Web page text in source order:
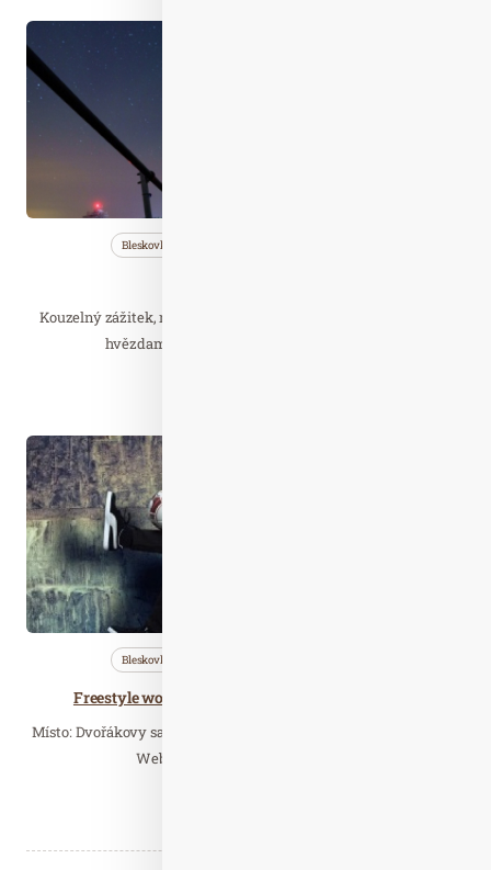
Bleskovky
Kouzelný zážitek, na který jen tak nezapomenete? Obklopte se
hvězdami a vychutnejte si prázdninovou…
Bleskovky
Freestyle workshop s mistrem světa - Jan Weber
Místo: Dvořákovy sady, vstupné zdarma. Největší úspěchy Honzy
Webera: 8x mistr světa, 5x mistr…